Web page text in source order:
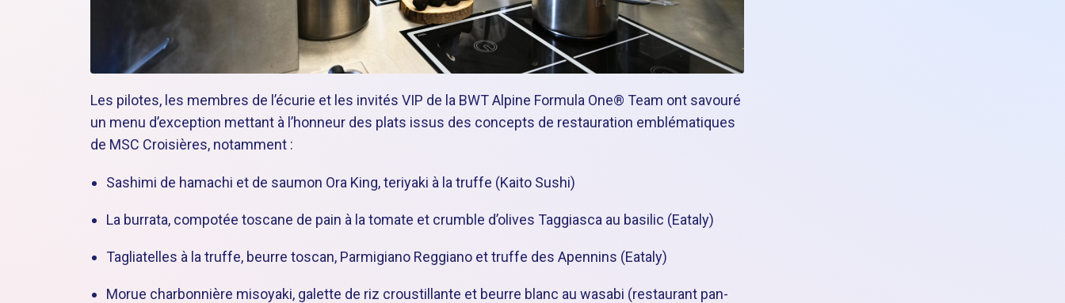
Les pilotes, les membres de l’écurie et les invités VIP de la BWT Alpine Formula One® Team ont savouré
un menu d’exception mettant à l’honneur des plats issus des concepts de restauration emblématiques
de MSC Croisières, notamment :
Sashimi de hamachi et de saumon Ora King, teriyaki à la truffe (Kaito Sushi)
La burrata, compotée toscane de pain à la tomate et crumble d’olives Taggiasca au basilic (Eataly)
Tagliatelles à la truffe, beurre toscan, Parmigiano Reggiano et truffe des Apennins (Eataly)
Morue charbonnière misoyaki, galette de riz croustillante et beurre blanc au wasabi (restaurant pan-